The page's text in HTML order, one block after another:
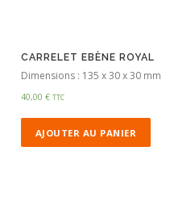
CARRELET EBÈNE ROYAL
Dimensions : 135 x 30 x 30 mm
40,00€ TTC
AJOUTER AU PANIER